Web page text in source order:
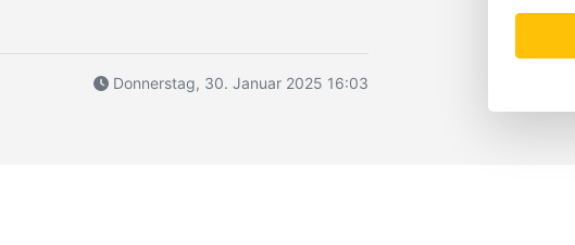
Donnerstag, 30. Januar 2025 16:03